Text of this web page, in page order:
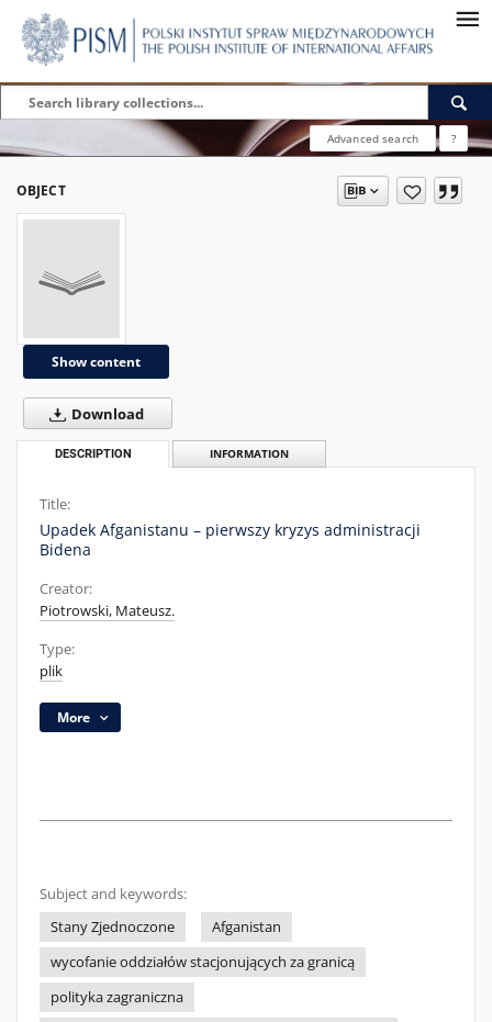
Advanced search ?
OBJECT
Show content
Download
DESCRIPTION INFORMATION
Title:
Upadek Afganistanu – pierwszy kryzys administracji
Bidena
Creator:
Piotrowski, Mateusz.
Type:
plik
More
Subject and keywords:
Stany Zjednoczone
Afganistan
wycofanie oddziałów stacjonujących za granicą
polityka zagraniczna